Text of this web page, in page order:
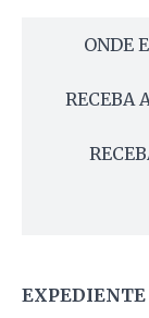
ONDE
RECEBA
EXPEDIENTE